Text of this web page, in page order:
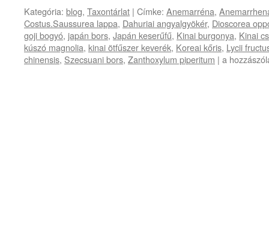
Kategória: blog, Taxontárlat | Címke: Anemarréna,
Costus.Saussurea lappa, Dahuriai angyalgyökér, Dioscorea
goji bogyó, japán bors, Japán keserűfű, Kinai burgonya, Kinai
kúszó magnolia, kinai ötfűszer keverék, Koreai kőris, Lycii
chinensis, Szecsuani bors, Zanthoxylum piperitum | a